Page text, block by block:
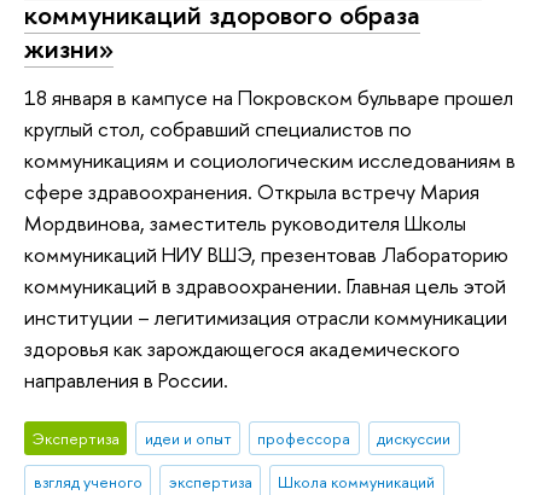
коммуникаций здорового образа
жизни»
18 января в кампусе на Покровском бульваре прошел
круглый стол, собравший специалистов по
коммуникациям и социологическим исследованиям в
сфере здравоохранения. Открыла встречу Мария
Мордвинова, заместитель руководителя Школы
коммуникаций НИУ ВШЭ, презентовав Лабораторию
коммуникаций в здравоохранении. Главная цель этой
институции – легитимизация отрасли коммуникации
здоровья как зарождающегося академического
направления в России.
Экспертиза идеи и опыт профессора
дискуссии
взгляд ученого
экспертиза Школа коммуникаций